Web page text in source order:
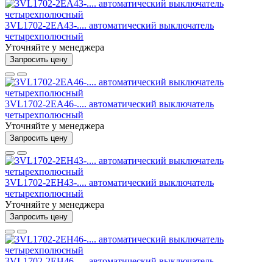
3VL1702-2EA43-.... автоматический выключатель
четырехполюсный
Уточняйте у менеджера
Запросить цену
3VL1702-2EA46-.... автоматический выключатель
четырехполюсный
Уточняйте у менеджера
Запросить цену
3VL1702-2EH43-.... автоматический выключатель
четырехполюсный
Уточняйте у менеджера
Запросить цену